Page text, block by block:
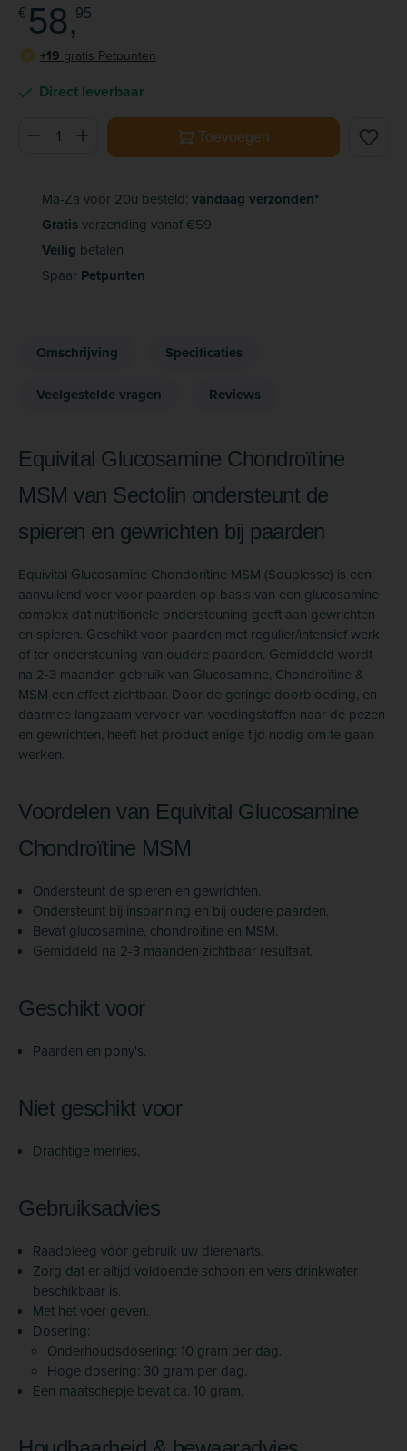
Direct leverbaar
€ 58,95
Producthoeveelheid: Voer de gewenste hoeveelheid in of
Toevoegen
P +19 gratis Petpunten
Ma-Za voor 20u besteld: vandaag verzonden*
Gratisverzending vanaf €59
Veilig betalen
Spaar Petpunten
Omschrijving Specificaties
Veelgestelde vragen Reviews
Equivital Glucosamine Chondroïtine
MSM van Sectolin ondersteunt de
spieren en gewrichten bij paarden
Equivital Glucosamine Chondorïtine MSM (Souplesse) is een
aanvullend voer voor paarden op basis van een glucosamine
complex dat nutritionele ondersteuning geeft aan gewrichten
en spieren. Geschikt voor paarden met regulier/intensief werk
of ter ondersteuning van oudere paarden. Gemiddeld wordt
na 2-3 maanden gebruik van Glucosamine, Chondroïtine &
MSM een effect zichtbaar. Door de geringe doorbloeding, en
daarmee langzaam vervoer van voedingstoffen naar de pezen
en gewrichten, heeft het product enige tijd nodig om te gaan
werken.
Voordelen van Equivital Glucosamine
Chondroïtine MSM
Ondersteunt de spieren en gewrichten.
Ondersteunt bij inspanning en bij oudere paarden.
Bevat glucosamine, chondroïtine en MSM.
Gemiddeld na 2-3 maanden zichtbaar resultaat.
Geschikt voor
Paarden en pony's.
Niet geschikt voor
Drachtige merries.
Gebruiksadvies
Raadpleeg vóór gebruik uw dierenarts.
Zorg dat er altijd voldoende schoon en vers drinkwater
beschikbaar is.
Met het voer geven.
Dosering:
Onderhoudsdosering: 10 gram per dag.
Hoge dosering: 30 gram per dag.
Een maatschepje bevat ca. 10 gram.